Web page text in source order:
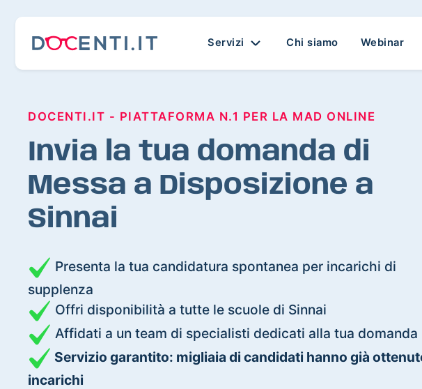
Servizi Chi siamo Webinar
DOCENTI.IT - PIATTAFORMA N.1 PER LA MAD ONLINE
Invia la tua domanda di
Messa a Disposizione a
Sinnai
Presenta la tua candidatura spontanea per incarichi di
supplenza
Offri disponibilità a tutte le scuole di Sinnai
Affidati a un team di specialisti dedicati alla tua domanda
Servizio garantito: migliaia di candidati hanno già
incarichi